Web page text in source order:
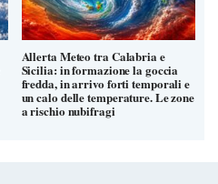
Allerta Meteo tra Calabria e
Sicilia: in formazione la goccia
fredda, in arrivo forti temporali e
un calo delle temperature. Le zone
a rischio nubifragi